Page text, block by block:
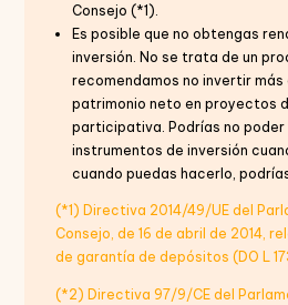
Consejo (*1).
Es posible que no obtengas
inversión. No se trata de un
recomendamos no invertir más
patrimonio neto en proyectos
participativa. Podrías no poder
instrumentos de inversión
cuando puedas hacerlo,
(*1) Directiva 2014/49/UE del
Consejo, de 16 de abril de 2014,
de garantía de depósitos (DO L
(*2) Directiva 97/9/CE del